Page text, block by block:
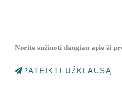
Norite sužinoti daugiau apie šį
PATEIKTI UŽKLAUSĄ